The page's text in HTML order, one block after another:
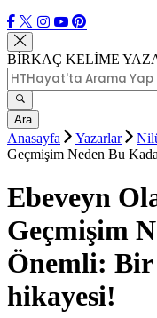
BİRKAÇ KELİME
Ara
Anasayfa Yazarlar
Geçmişim Neden Bu
Ebeveyn
Geçmişim
Önemli: Bir
hikayesi!